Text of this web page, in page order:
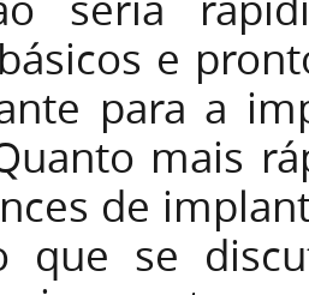
e
para a
mais
de
que se